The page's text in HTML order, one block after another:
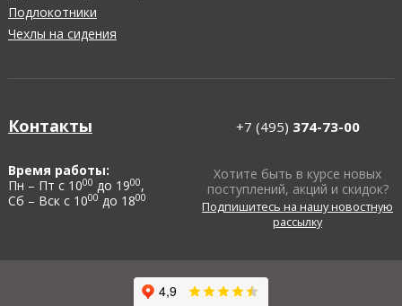
Подлокотники
Чехлы на сидения
Контакты
Время работы:
Пн – Пт с 1000 до 1900,
Сб – Вск с 1000 до 1800
+7 (495) 374-73-00
Хотите быть в курсе новых
поступлений, акций и скидок?
Подпишитесь на нашу новостную
рассылку